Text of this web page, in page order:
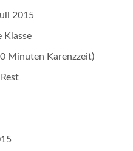
2015
Klasse
Minuten Karenzzeit)